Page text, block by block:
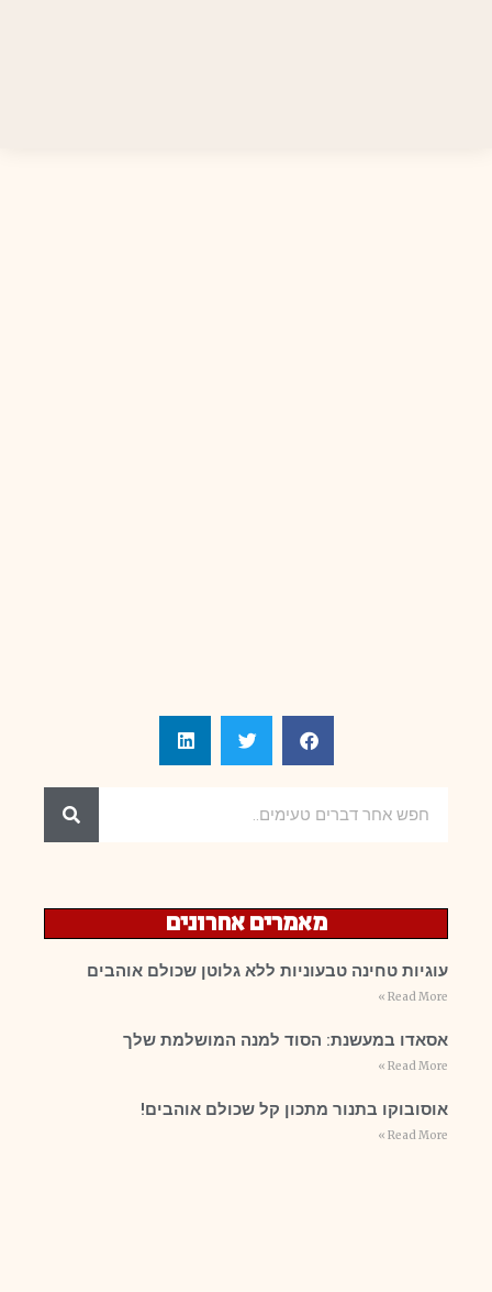
מאמרים אחרונים
עוגיות טחינה טבעוניות ללא גלוטן שכולם אוהבים
Read More »
אסאדו במעשנת: הסוד למנה המושלמת שלך
Read More »
אוסובוקו בתנור מתכון קל שכולם אוהבים!
Read More »